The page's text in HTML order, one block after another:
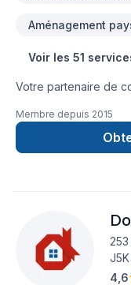
Aménagement
Voir les 51
Votre partenaire de
Ambiance Design
Béton, Calfeutrage,
Drain français,
Tourbe, Transport,
ambitieux. Nous
l'efficacité pour bâtir
clients. Parlons de
Membre depuis 2015
J5K
4,6